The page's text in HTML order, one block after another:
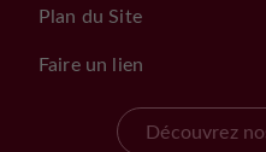
Plan du Site
Faire un lien
Découvrez